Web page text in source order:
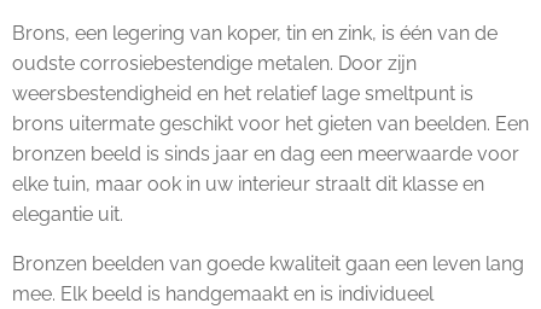
Brons, een legering van koper, tin en zink, is één van de
oudste corrosiebestendige metalen. Door zijn
weersbestendigheid en het relatief lage smeltpunt is
brons uitermate geschikt voor het gieten van beelden. Een
bronzen beeld is sinds jaar en dag een meerwaarde voor
elke tuin, maar ook in uw interieur straalt dit klasse en
elegantie uit.
Bronzen beelden van goede kwaliteit gaan een leven lang
mee. Elk beeld is handgemaakt en is individueel